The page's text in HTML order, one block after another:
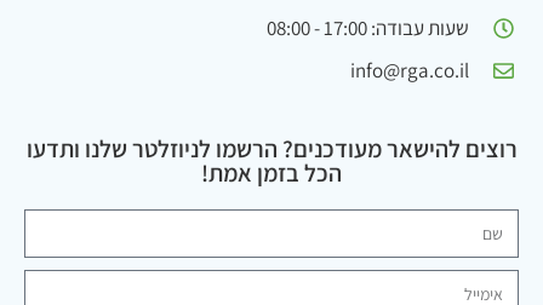
שעות עבודה: 17:00 - 08:00
info@rga.co.il
רוצים להישאר מעודכנים? הרשמו לניוזלטר שלנו ותדעו
הכל בזמן אמת!